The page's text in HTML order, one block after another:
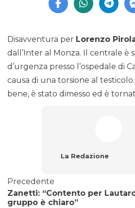
Disavventura per Lorenzo
dall’Inter al Monza. Il centrale è
d’urgenza presso l’ospedale di
causa di una torsione al
bene, è stato dimesso ed è
La Redazione
Precedente
Zanetti: “Contento per
gruppo è chiaro”